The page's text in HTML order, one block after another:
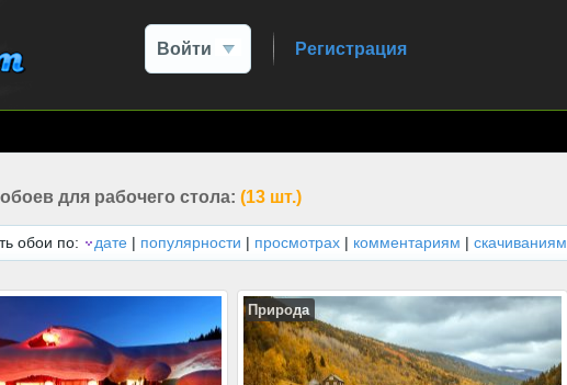
Войти Регистрация
для рабочего стола: (13 шт.)
обои по: дате | популярности | просмотрах | комментариям | скачиваниям
Природа